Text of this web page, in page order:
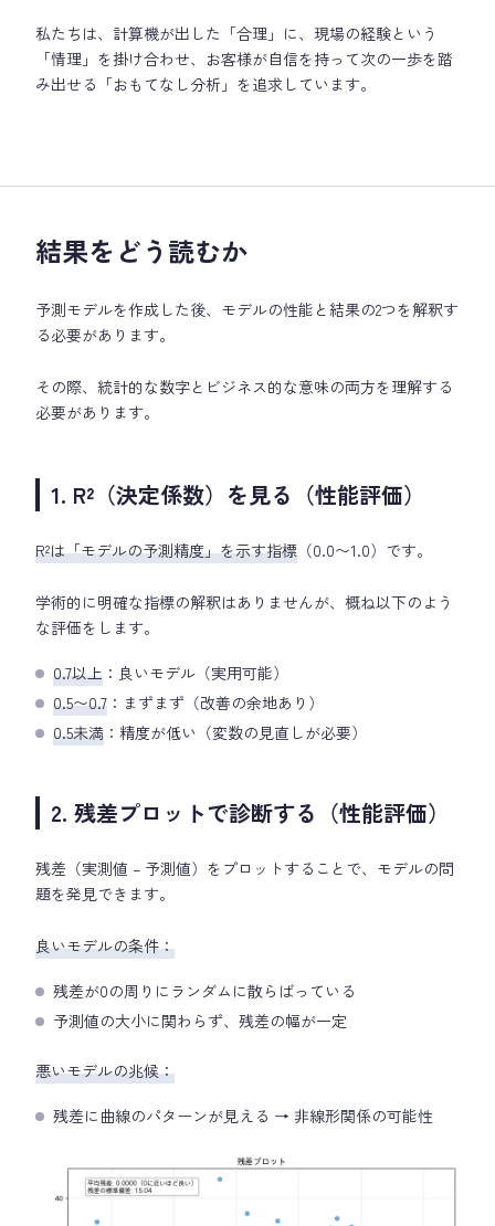
私たちは、計算機が出した「合理」に、現場の経験という
「情理」を掛け合わせ、お客様が自信を持って次の一歩を踏
み出せる「おもてなし分析」を追求しています。
結果をどう読むか
予測モデルを作成した後、モデルの性能と結果の2つを解釈す
る必要があります。
その際、統計的な数字とビジネス的な意味の両方を理解する
必要があります。
1. R²（決定係数）を見る（性能評価）
R²は「モデルの予測精度」を示す指標 （0.0〜1.0）です。
学術的に明確な指標の解釈はありませんが、概ね以下のよう
な評価をします。
0.7以上 ：良いモデル（実用可能）
0.5〜0.7 ：まずまず（改善の余地あり）
0.5未満 ：精度が低い（変数の見直しが必要）
2. 残差プロットで診断する（性能評価）
残差（実測値 – 予測値）をプロットすることで、モデルの問
題を発見できます。
良いモデルの条件：
残差が0の周りにランダムに散らばっている
予測値の大小に関わらず、残差の幅が一定
悪いモデルの兆候：
残差に曲線のパターンが見える → 非線形関係の可能性